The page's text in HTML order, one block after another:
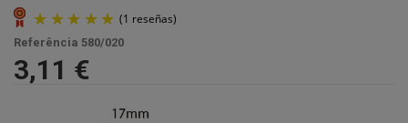
Referência 580/020
3,11 €